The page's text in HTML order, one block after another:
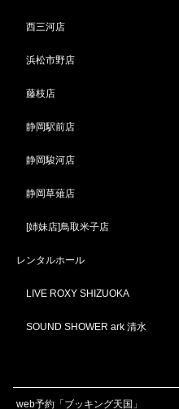
西三河店
浜松市野店
藤枝店
静岡駅前店
静岡駿河店
静岡草薙店
[姉妹店]鳥取米子店
レンタルホール
LIVE ROXY SHIZUOKA
SOUND SHOWER ark 清水
web予約「ブッキング天国」